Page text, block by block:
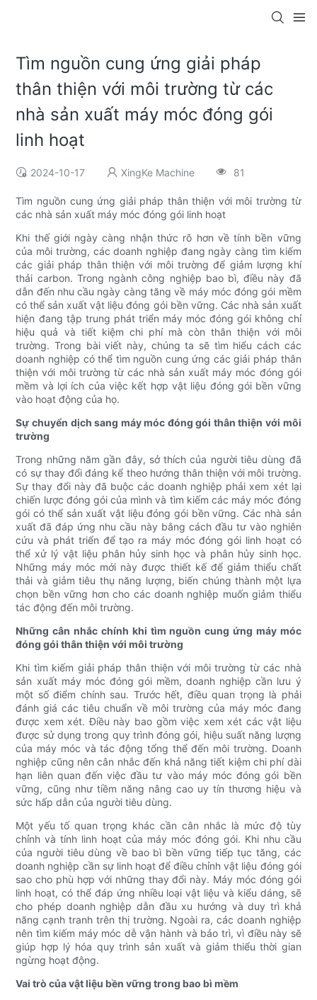
Tìm nguồn cung ứng giải pháp
thân thiện với môi trường từ các
nhà sản xuất máy móc đóng gói
linh hoạt
2024-10-17 XingKe Machine 81
Tìm nguồn cung ứng giải pháp thân thiện với môi trường từ
các nhà sản xuất máy móc đóng gói linh hoạt
Khi thế giới ngày càng nhận thức rõ hơn về tính bền vững
của môi trường, các doanh nghiệp đang ngày càng tìm kiếm
các giải pháp thân thiện với môi trường để giảm lượng khí
thải carbon. Trong ngành công nghiệp bao bì, điều này đã
dẫn đến nhu cầu ngày càng tăng về máy móc đóng gói mềm
có thể sản xuất vật liệu đóng gói bền vững. Các nhà sản xuất
hiện đang tập trung phát triển máy móc đóng gói không chỉ
hiệu quả và tiết kiệm chi phí mà còn thân thiện với môi
trường. Trong bài viết này, chúng ta sẽ tìm hiểu cách các
doanh nghiệp có thể tìm nguồn cung ứng các giải pháp thân
thiện với môi trường từ các nhà sản xuất máy móc đóng gói
mềm và lợi ích của việc kết hợp vật liệu đóng gói bền vững
vào hoạt động của họ.
Sự chuyển dịch sang máy móc đóng gói thân thiện với môi
trường
Trong những năm gần đây, sở thích của người tiêu dùng đã
có sự thay đổi đáng kể theo hướng thân thiện với môi trường.
Sự thay đổi này đã buộc các doanh nghiệp phải xem xét lại
chiến lược đóng gói của mình và tìm kiếm các máy móc đóng
gói có thể sản xuất vật liệu đóng gói bền vững. Các nhà sản
xuất đã đáp ứng nhu cầu này bằng cách đầu tư vào nghiên
cứu và phát triển để tạo ra máy móc đóng gói linh hoạt có
thể xử lý vật liệu phân hủy sinh học và phân hủy sinh học.
Những máy móc mới này được thiết kế để giảm thiểu chất
thải và giảm tiêu thụ năng lượng, biến chúng thành một lựa
chọn bền vững hơn cho các doanh nghiệp muốn giảm thiểu
tác động đến môi trường.
Những cân nhắc chính khi tìm nguồn cung ứng máy móc
đóng gói thân thiện với môi trường
Khi tìm kiếm giải pháp thân thiện với môi trường từ các nhà
sản xuất máy móc đóng gói mềm, doanh nghiệp cần lưu ý
một số điểm chính sau. Trước hết, điều quan trọng là phải
đánh giá các tiêu chuẩn về môi trường của máy móc đang
được xem xét. Điều này bao gồm việc xem xét các vật liệu
được sử dụng trong quy trình đóng gói, hiệu suất năng lượng
của máy móc và tác động tổng thể đến môi trường. Doanh
nghiệp cũng nên cân nhắc đến khả năng tiết kiệm chi phí dài
hạn liên quan đến việc đầu tư vào máy móc đóng gói bền
vững, cũng như tiềm năng nâng cao uy tín thương hiệu và
sức hấp dẫn của người tiêu dùng.
Một yếu tố quan trọng khác cần cân nhắc là mức độ tùy
chỉnh và tính linh hoạt của máy móc đóng gói. Khi nhu cầu
của người tiêu dùng về bao bì bền vững tiếp tục tăng, các
doanh nghiệp cần sự linh hoạt để điều chỉnh vật liệu đóng gói
sao cho phù hợp với những thay đổi này. Máy móc đóng gói
linh hoạt, có thể đáp ứng nhiều loại vật liệu và kiểu dáng, sẽ
cho phép doanh nghiệp dẫn đầu xu hướng và duy trì khả
năng cạnh tranh trên thị trường. Ngoài ra, các doanh nghiệp
nên tìm kiếm máy móc dễ vận hành và bảo trì, vì điều này sẽ
giúp hợp lý hóa quy trình sản xuất và giảm thiểu thời gian
ngừng hoạt động.
Vai trò của vật liệu bền vững trong bao bì mềm